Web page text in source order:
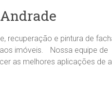
recuperação e pintura de
imóveis. Nossa equipe de
as melhores aplicações de